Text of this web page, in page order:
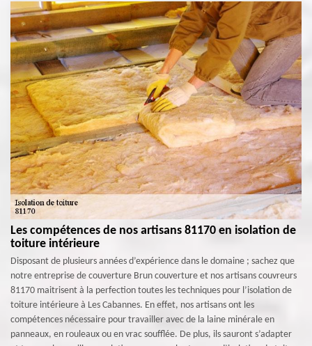
Les compétences de nos artisans 81170 en isolation de
toiture intérieure
Disposant de plusieurs années d’expérience dans le domaine ; sachez que
notre entreprise de couverture Brun couverture et nos artisans couvreurs
81170 maitrisent à la perfection toutes les techniques pour l’isolation de
toiture intérieure à Les Cabannes. En effet, nos artisans ont les
compétences nécessaire pour travailler avec de la laine minérale en
panneaux, en rouleaux ou en vrac soufflée. De plus, ils sauront s’adapter